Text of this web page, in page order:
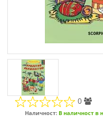
0
Наличност: В наличност в